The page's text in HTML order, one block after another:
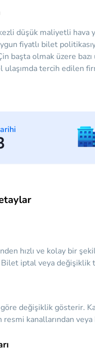
düşük maliyetli hava
fiyatlı bilet
başta olmak üzere
ulaşımda tercih edilen
hızlı ve kolay bir
iptal veya
değişiklik gösterir.
resmi kanallarından